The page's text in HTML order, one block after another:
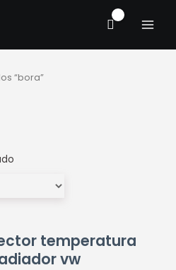
“bora”
temperatura
vw